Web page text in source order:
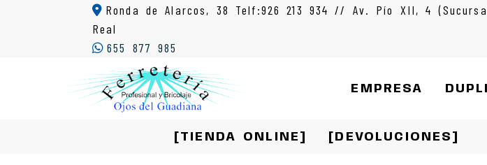
Ronda de Alarcos, 38 Telf:926 213 934 // Av. Pío XII, 4
Real
655 877 985
EMPRESA
[TIENDA ONLINE] [DEVOLUCIONES]